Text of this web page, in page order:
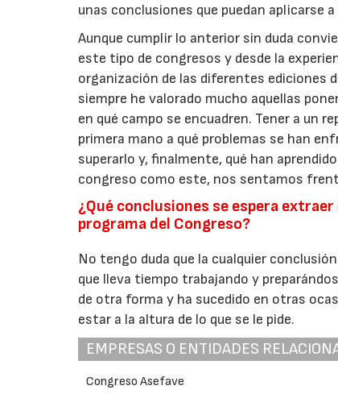
unas conclusiones que puedan aplicarse
Aunque cumplir lo anterior sin duda
este tipo de congresos y desde la
organización de las diferentes ediciones
siempre he valorado mucho aquellas
en qué campo se encuadren. Tener a un
primera mano a qué problemas se han
superarlo y, finalmente, qué han
congreso como este, nos sentamos
¿Qué conclusiones se espera
programa del Congreso?
No tengo duda que la cualquier
que lleva tiempo trabajando y
de otra forma y ha sucedido en otras
estar a la altura de lo que se le pide.
EMPRESAS O ENTIDADES
Congreso Asefave